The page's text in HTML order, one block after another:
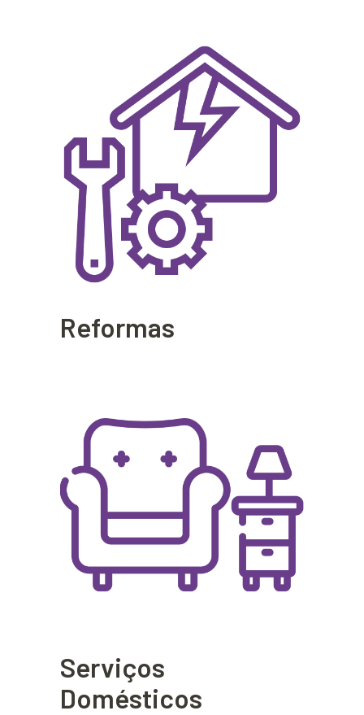
Reformas
Serviços
Domésticos